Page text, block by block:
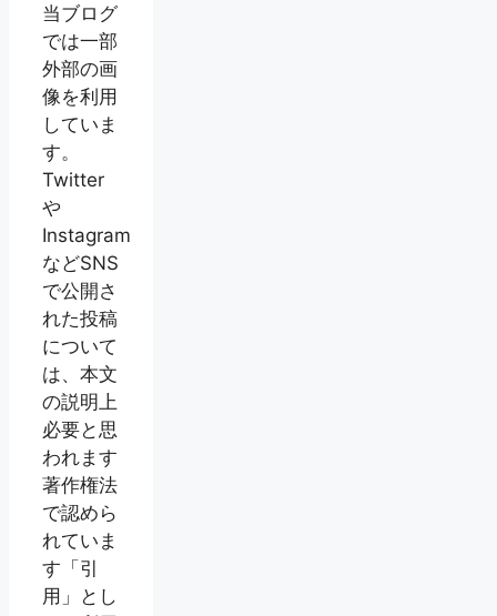
当ブログ
では一部
外部の画
像を利用
していま
す。
Twitter
や
Instagram
などSNS
で公開さ
れた投稿
について
は、本文
の説明上
必要と思
われます
著作権法
で認めら
れていま
す「引
用」とし